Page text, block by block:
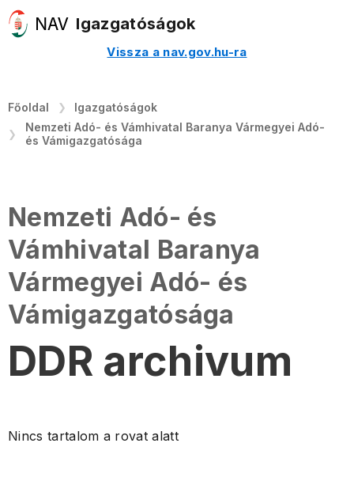
Igazgatóságok
Vissza a nav.gov.hu-ra
Főoldal
Igazgatóságok
Nemzeti Adó- és Vámhivatal Baranya Vármegyei Adó-
és Vámigazgatósága
Nemzeti Adó- és
Vámhivatal Baranya
Vármegyei Adó- és
Vámigazgatósága
DDR archivum
Nincs tartalom a rovat alatt